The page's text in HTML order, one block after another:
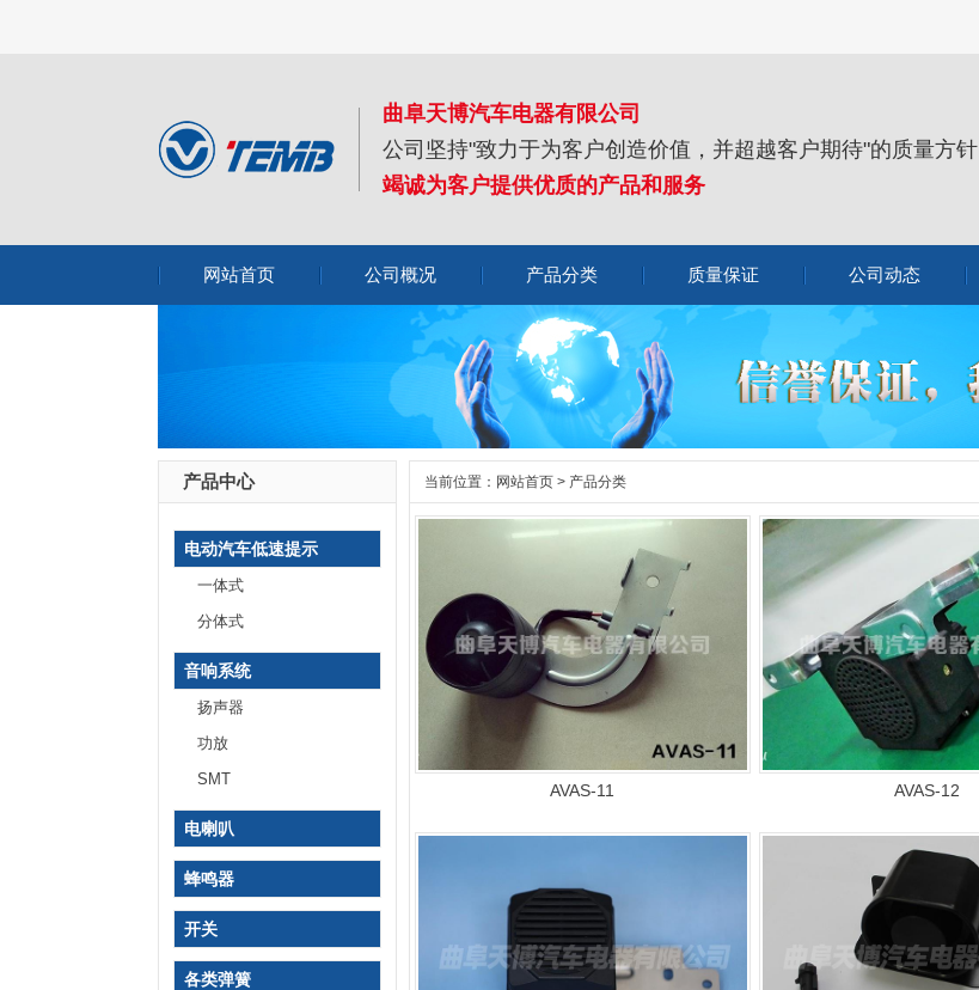
曲阜天博汽车电器有限公司
公司坚持"致力于为客户创造价值，并超越客户期待"的质量方针
竭诚为客户提供优质的产品和服务
网站首页 公司概况 产品分类 质量保证 公司动态
产品中心
电动汽车低速提示
音/AVAS
一体式
分体式
音响系统
扬声器
功放
SMT
电喇叭
蜂鸣器
开关
各类弹簧
当前位置： 网站首页 > 产品分类
AVAS-11 AVAS-12